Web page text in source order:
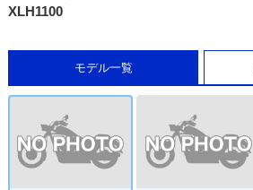
XLH1100
モデル一覧